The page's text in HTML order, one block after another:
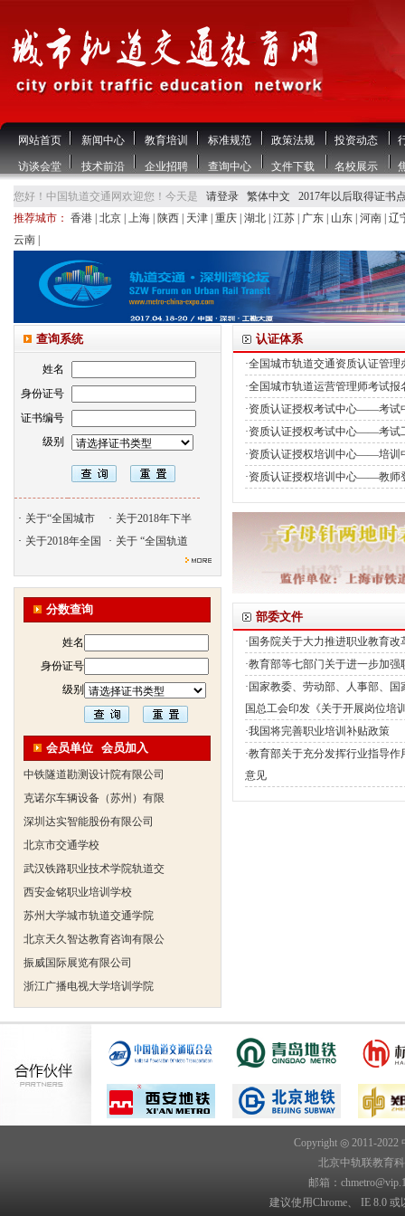
网站首页 新闻中心 教育培训 标准规范 政策法规 投资动态
访谈会堂 技术前沿 企业招聘 查询中心 文件下载 名校展示
您好！中国轨道交通网欢迎您！今天是 请登录 繁体中文
2017年以后取得证书
推荐城市： 香港 北京 上海 陕西 天津 重庆 湖北 江苏 广东 山东 河南 辽
云南
查询系统
姓名
身份证号
证书编号
级别
· 关于“全国城市 · 关于2018年下半
· 关于2018年全国 · 关于 “全国轨道
分数查询
姓名
身份证号
级别
会员单位 会员加入
北京天久智达教育咨询有限公
振威国际展览有限公司
浙江广播电视大学培训学院
陕西交通职业技术学院
西安三资职业学院
安弗施无线射频系统(上海)有
达诺巴特集团（中国）
欧姆龙自动化（中国）有限公
中铁隧道勘测设计院有限公司
西安三资职业学院
安弗施无线射频系统(上海)有
达诺巴特集团（中国）
欧姆龙自动化（中国）有限公
中铁隧道勘测设计院有限公司
认证体系
·全国城市轨道交通资质认证管理
·全国城市轨道运营管理师考试报
·资质认证授权考试中心——考试
·资质认证授权考试中心——考试
·资质认证授权培训中心——培训
·资质认证授权培训中心——教师
部委文件
·国务院关于大力推进职业教育
·教育部等七部门关于进一步加
·国家教委、劳动部、人事部、
国总工会印发《关于开展岗位培
·我国将完善职业培训补贴政策
·教育部关于充分发挥行业指导
意见
Copyright ◎ 2011-2022
北京中轨联教育
邮箱：
建议使用Chrome、 IE 8.0